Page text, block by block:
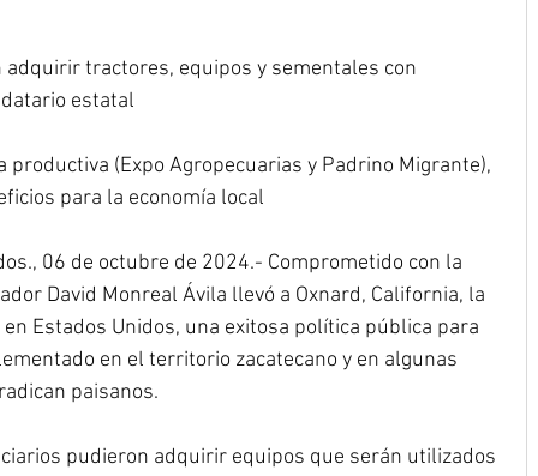
tractores, equipos y sementales con
estatal
(Expo Agropecuarias y Padrino Migrante),
para la economía local
06 de octubre de 2024.- Comprometido con la
David Monreal Ávila llevó a Oxnard, California, la
Estados Unidos, una exitosa política pública para
en el territorio zacatecano y en algunas
paisanos.
pudieron adquirir equipos que serán utilizados